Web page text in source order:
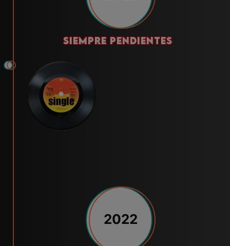
siempre pendientes
2022